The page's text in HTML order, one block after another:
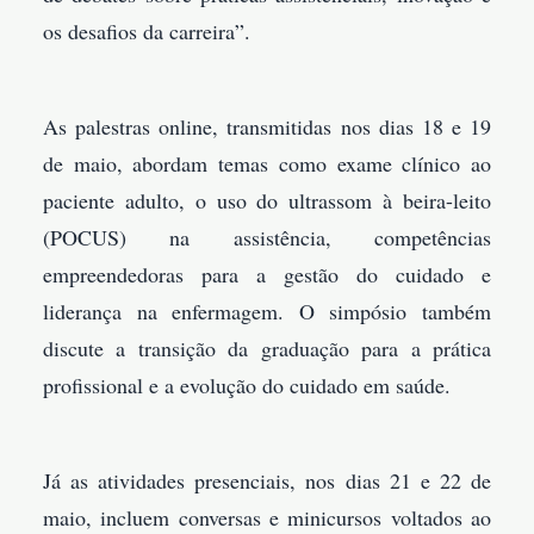
os desafios da carreira”.
As palestras online, transmitidas nos dias 18 e 19
de maio, abordam temas como exame clínico ao
paciente adulto, o uso do ultrassom à beira-leito
(POCUS) na assistência, competências
empreendedoras para a gestão do cuidado e
liderança na enfermagem. O simpósio também
discute a transição da graduação para a prática
profissional e a evolução do cuidado em saúde.
Já as atividades presenciais, nos dias 21 e 22 de
maio, incluem conversas e minicursos voltados ao